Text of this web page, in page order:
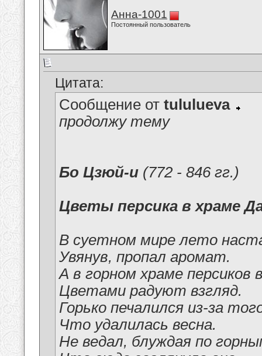
Анна-1001
Постоянный пользователь
Цитата:
Сообщение от tululueva
продолжу тему
Бо Цзюй-и (772 - 846 гг.)
Цветы персика в храме
В суетном мире лето
Увянув, пропал аромат.
А в горном храме персиков
Цветами радуют взгляд.
Горько печалился из-за
Что удалилась весна.
Не ведал, блуждая по